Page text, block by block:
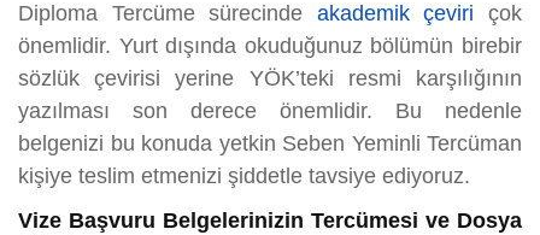
Diploma Tercüme sürecinde akademik çeviri çok
önemlidir. Yurt dışında okuduğunuz bölümün birebir
sözlük çevirisi yerine YÖK’teki resmi karşılığının
yazılması son derece önemlidir. Bu nedenle
belgenizi bu konuda yetkin Seben Yeminli Tercüman
kişiye teslim etmenizi şiddetle tavsiye ediyoruz.
Vize Başvuru Belgelerinizin Tercümesi ve Dosya